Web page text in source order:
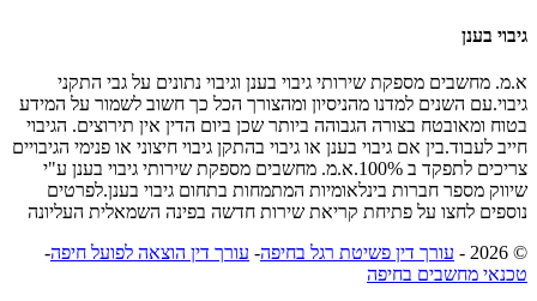
גיבוי בענן
א.מ. מחשבים מספקת שירותי גיבוי בענן וגיבוי נתונים על גבי התקני
גיבוי.עם השנים למדנו מהניסיון ומהצורך הכל כך חשוב לשמור על המידע
בטוח ומאובטח בצורה הגבוהה ביותר שכן ביום הדין אין תירוצים. הגיבוי
חייב לעבוד.בין אם גיבוי בענן או גיבוי בהתקן גיבוי חיצוני או פנימי הגיבויים
צריכים לתפקד ב 100%.א.מ. מחשבים מספקת שירותי גיבוי בענן ע"י
שיווק מספר חברות בינלאומיות המתמחות בתחום גיבוי בענן.לפרטים
נוספים לחצו על פתיחת קריאת שירות חדשה בפינה השמאלית העליונה
© 2026 -
עורך דין פשיטת רגל בחיפה- עורך דין הוצאה לפועל חיפה-
טכנאי מחשבים בחיפה